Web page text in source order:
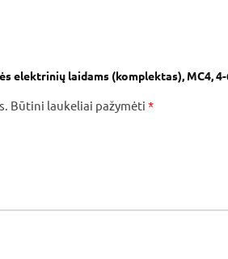
elektrinių laidams (komplektas), MC4, 4-
Būtini laukeliai pažymėti*